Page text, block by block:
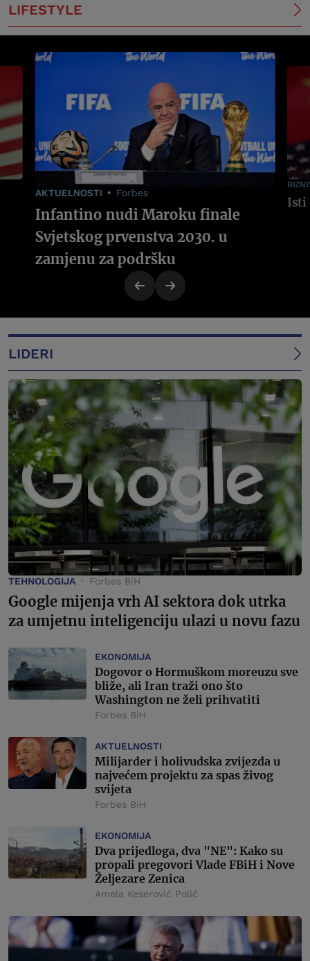
LIFESTYLE
AKTUELNOSTI Forbes
Infantino nudi Maroku finale
Svjetskog prvenstva 2030. u
zamjenu za podršku
LIDERI
TEHNOLOGIJA Forbes BiH
Google mijenja vrh AI sektora dok utrka
za umjetnu inteligenciju ulazi u novu fazu
EKONOMIJA
Dogovor o Hormuškom moreuzu sve
bliže, ali Iran traži ono što
Washington ne želi prihvatiti
Forbes BiH
AKTUELNOSTI
Milijarder i holivudska zvijezda u
najvećem projektu za spas živog
svijeta
Forbes BiH
EKONOMIJA
Dva prijedloga, dva "NE": Kako su
propali pregovori Vlade FBiH i Nove
Željezare Zenica
Amela Keserović Polić